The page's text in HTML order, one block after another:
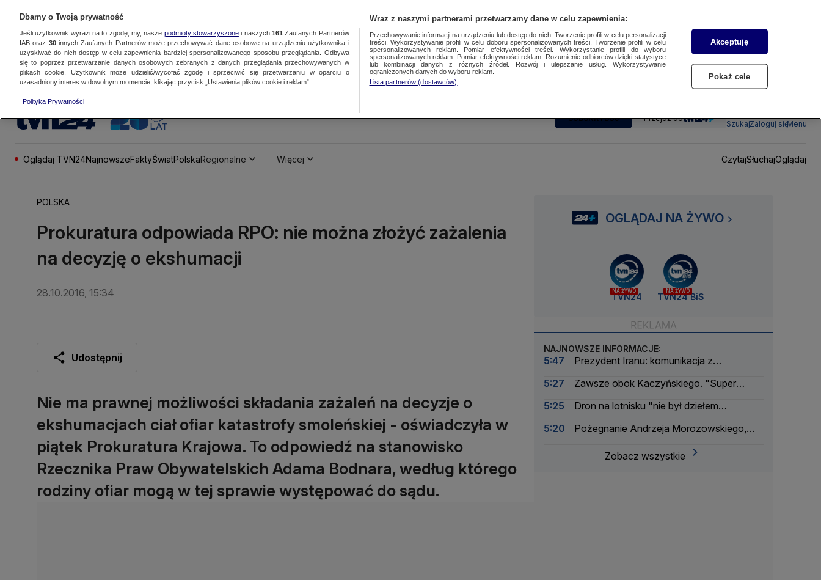
SUBSKRYBUJ Przejdź do
SzukajZaloguj sięMenu
Oglądaj TVN24NajnowszeFaktyŚwiatPolskaRegionalne Więcej CzytajSłuchajOglądaj
POLSKA
Prokuratura odpowiada RPO: nie można złożyć zażalenia
na decyzję o ekshumacji
28.10.2016, 15:34
Udostępnij
Nie ma prawnej możliwości składania zażaleń na decyzje o
ekshumacjach ciał ofiar katastrofy smoleńskiej - oświadczyła w
piątek Prokuratura Krajowa. To odpowiedź na stanowisko
Rzecznika Praw Obywatelskich Adama Bodnara, według którego
rodziny ofiar mogą w tej sprawie występować do sądu.
OGLĄDAJ NA ŻYWO
NA ŻYWO
TVN24
NA ŻYWO
TVN24 BiS
NAJNOWSZE INFORMACJE:
5:47
Prezydent Iranu: komunikacja z
5:27
Zawsze obok Kaczyńskiego. "Super
5:25
Dron na lotnisku "nie był dziełem
5:20
Pożegnanie Andrzeja Morozowskiego,
Zobacz wszystkie
Dbamy o Twoją prywatność
Jeśli użytkownik wyrazi na to zgodę, my, nasze podmioty stowarzyszonei naszych 161 Zaufanych Partnerów
IAB oraz 30innych Zaufanych Partnerów może przechowywać dane osobowe na urządzeniu użytkownika i
uzyskiwać do nich dostęp w celu zapewnienia bardziej spersonalizowanego sposobu przeglądania. Odbywa
się to poprzez przetwarzanie danych osobowych zebranych z danych przeglądania przechowywanych w
plikach cookie. Użytkownik może udzielić/wycofać zgodę i sprzeciwić się przetwarzaniu w oparciu o
uzasadniony interes w dowolnym momencie, klikając przycisk „Ustawienia plików cookie i reklam”.
Polityka Prywatności
Wraz z naszymi partnerami przetwarzamy dane w celu zapewnienia:
Przechowywanie informacji na urządzeniu lub dostęp do nich. Tworzenie profili w celu personalizacji
treści. Wykorzystywanie profili w celu doboru spersonalizowanych treści. Tworzenie profili w celu
spersonalizowanych reklam. Pomiar efektywności treści. Wykorzystanie profili do wyboru
spersonalizowanych reklam. Pomiar efektywności reklam. Rozumienie odbiorców dzięki statystyce
lub kombinacji danych z różnych źródeł. Rozwój i ulepszanie usług. Wykorzystywanie
ograniczonych danych do wyboru reklam.
Lista partnerów (dostawców)
Akceptuję
Pokaż cele